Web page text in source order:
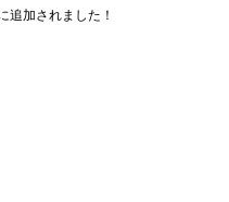
追加されました！